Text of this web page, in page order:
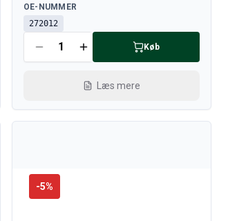
Tilgængelig
OE-NUMMER
272012
Køb
Læs mere
-5%